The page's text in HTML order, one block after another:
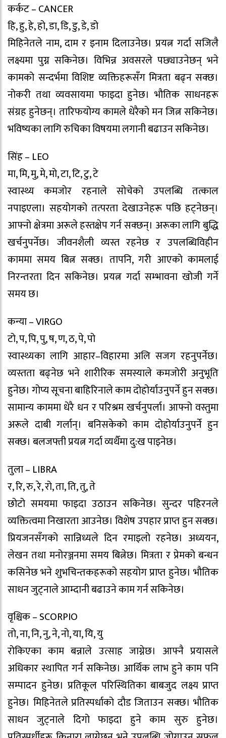
कर्कट – CANCER
हि, हु, हे, हो, डा, डि, डु, डे, डो
मिहिनेतले नाम, दाम र इनाम दिलाउनेछ। प्रयत्न गर्दा सजिलै
लक्ष्यमा पुग्न सकिनेछ। विभिन्न अवसरले पछ्याउनेछन् भने
कामको सन्दर्भमा विशिष्ट व्यक्तिहरूसँग मित्रता बढ्न सक्छ।
नोकरी तथा व्यवसायमा फाइदा हुनेछ। भौतिक साधनहरू
संग्रह हुनेछन्। तारिफयोग्य कामले धेरैको मन जित्न सकिनेछ।
भविष्यका लागि रुचिका विषयमा लगानी बढाउन सकिनेछ।
सिंह – LEO
मा, मि, मु, मे, मो, टा, टि, टु, टे
स्वास्थ्य कमजोर रहनाले सोचेको उपलब्धि तत्काल
नपाइएला। सहयोगको तत्परता देखाउनेहरू पछि हट्नेछन्।
आफ्नो क्षेत्रमा अरूले हस्तक्षेप गर्न सक्छन्। अरूका लागि बुद्धि
खर्चनुपर्नेछ। जीवनशैली व्यस्त रहनेछ र उपलब्धिविहीन
काममा समय बित्न सक्छ। तापनि, गरी आएको कामलाई
निरन्तरता दिन सकिनेछ। प्रयत्न गर्दा सम्भावना खोजी गर्ने
समय छ।
कन्या – VIRGO
टो, प, पि, पु, ष, ण, ठ, पे, पो
स्वास्थ्यका लागि आहार–विहारमा अलि सजग रहनुपर्नेछ।
व्यस्तता बढ्नेछ भने शारीरिक समस्याले कमजोरी अनुभूति
हुनेछ। गोप्य सूचना बाहिरिनाले काम दोहोर्याउनुपर्ने हुन सक्छ।
सामान्य काममा धेरै धन र परिश्रम खर्चनुपर्ला। आफ्नो वस्तुमा
अरूले दाबी गर्लान्। बनिसकेको काम दोहोर्याउनुपर्ने हुन
सक्छ। बलजफ्ती प्रयत्न गर्दा व्यर्थैमा दु:ख पाइनेछ।
तुला – LIBRA
र, रि, रु, रे, रो, ता, ति, तु, ते
छोटो समयमा फाइदा उठाउन सकिनेछ। सुन्दर पहिरनले
व्यक्तित्वमा निखारता आउनेछ। विशेष उपहार प्राप्त हुन सक्छ।
प्रियजनसँगको सान्निध्यले दिन रमाइलो रहनेछ। अध्ययन,
लेखन तथा मनोरञ्जनमा समय बित्नेछ। मित्रता र प्रेमको बन्धन
कसिनेछ भने शुभचिन्तकहरूको सहयोग प्राप्त हुनेछ। भौतिक
साधन जुट्नाले आम्दानी बढाउने काम गर्न सकिनेछ।
वृश्चिक – SCORPIO
तो, ना, नि, नु, ने, नो, या, यि, यु
रोकिएका काम बन्नाले उत्साह जाग्नेछ। आफ्नै प्रयासले
अधिकार स्थापित गर्न सकिनेछ। आर्थिक लाभ हुने काम पनि
सम्पादन हुनेछ। प्रतिकूल परिस्थितिका बाबजुद लक्ष्य प्राप्त
हुनेछ। मिहिनेतले प्रतिस्पर्धाको दौड जिताउन सक्छ। भौतिक
साधन जुट्नाले दिगो फाइदा हुने काम सुरु हुनेछ।